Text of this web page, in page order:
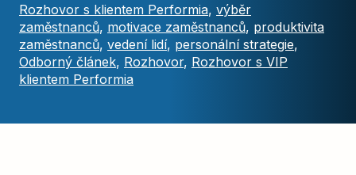
Rozhovor s klientem Performia, výběr
zaměstnanců, motivace zaměstnanců, produktivita
zaměstnanců, vedení lidí, personální strategie,
Odborný článek, Rozhovor, Rozhovor s VIP
klientem Performia